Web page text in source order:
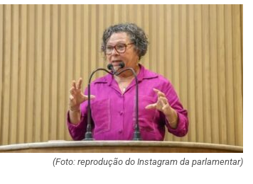
(Foto: reprodução do Instagram da parlamentar)
Polícia Civil investiga
Câmara de Itabaianinha
abre concurso com
salários de até R$ 3 mil
Filarmônica de Itabaiana
realiza concerto em
homenagem ao Dia